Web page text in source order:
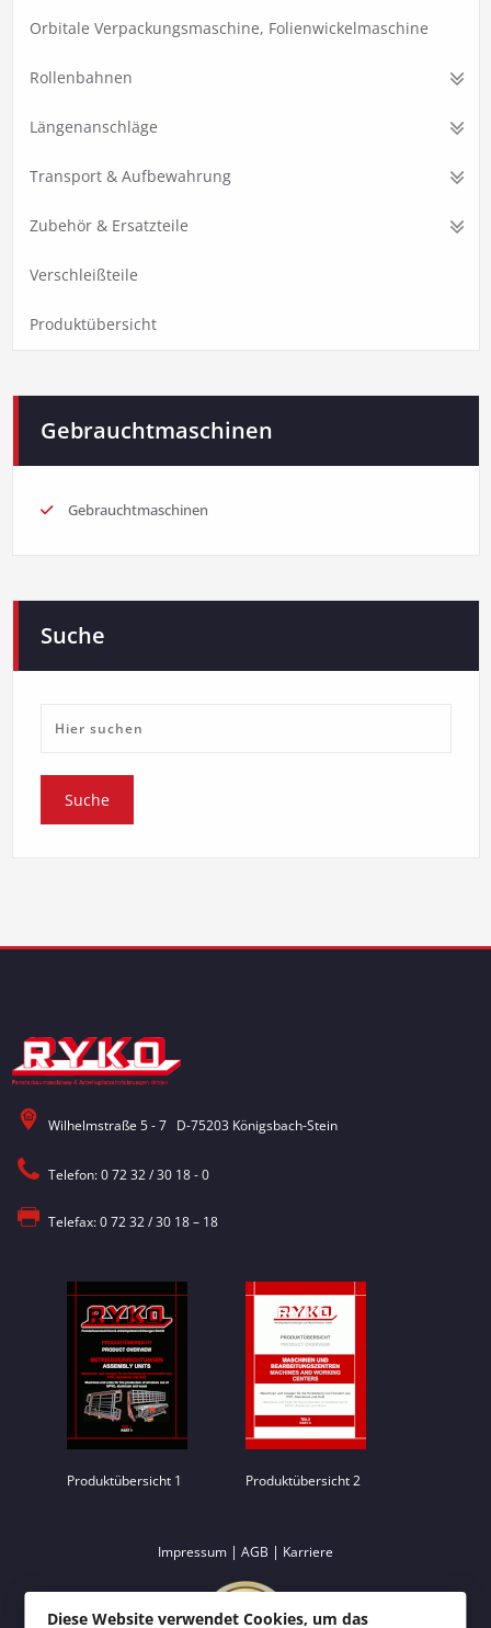
Orbitale Verpackungsmaschine, Folienwickelmaschine
Rollenbahnen
Längenanschläge
Transport & Aufbewahrung
Zubehör & Ersatzteile
Verschleißteile
Produktübersicht
Gebrauchtmaschinen
Gebrauchtmaschinen
Suche
Wilhelmstraße 5 - 7 D-75203 Königsbach-Stein
Telefon: 0 72 32 / 30 18 - 0
Telefax: 0 72 32 / 30 18 – 18
Produktübersicht 1 Produktübersicht 2
Impressum | AGB | Karriere
Diese Website verwendet Cookies, um das